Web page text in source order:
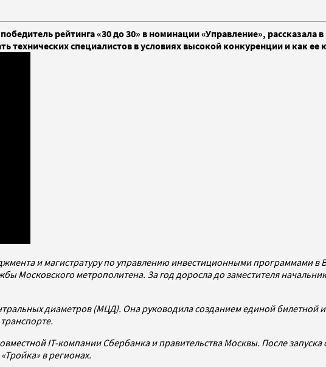
рейтинга «30 до 30» в номинации «Управление», рассказала
технических специалистов в условиях высокой конкуренции и как ее
и магистратуру по управлению инвестиционными программами
Московского метрополитена. За год доросла до заместителя
диаметров (МЦД). Она руководила созданием единой
IT-компании Сбербанка и правительства Москвы. После
в регионах.